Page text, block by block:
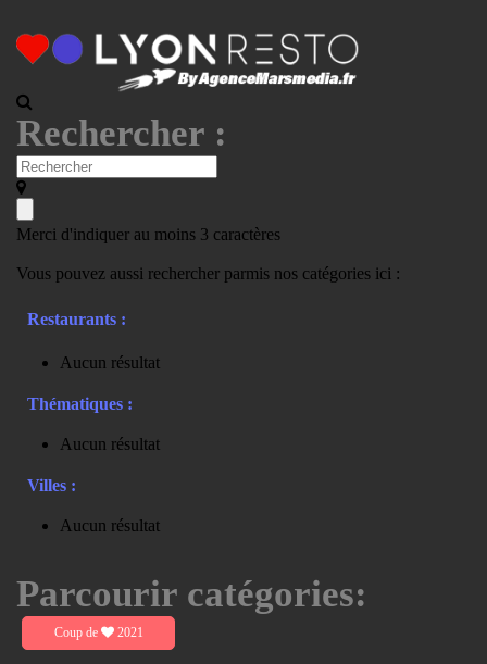
Rechercher :
Merci d'indiquer au moins 3 caractères
Vous pouvez aussi rechercher parmis nos catégories ici :
Restaurants :
Aucun résultat
Thématiques :
Aucun résultat
Villes :
Aucun résultat
Parcourir catégories:
Coup de 2021